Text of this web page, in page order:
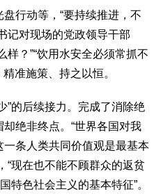
行动等，“要持续推进，不
记对现场的党政领导干部
样？”“饮用水安全必须常抓不
准施策、持之以恒。
的后续接力。完成了消除绝
绝非终点。“世界各国对我
条人类共同价值观是最基本
“现在也不能不顾群众的返贫
特色社会主义的基本特征”。